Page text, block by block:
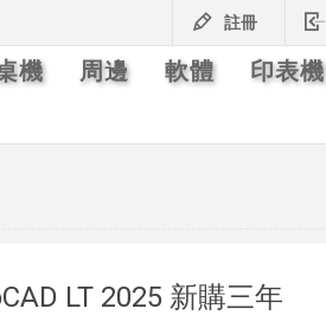
註冊
機 周邊 軟體 印表機
LT 2025 新購三年